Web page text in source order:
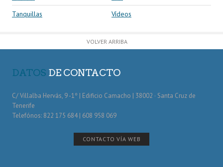
Tanquillas
Vídeos
VOLVER ARRIBA
DATOS DE CONTACTO
C/ Villalba Hervás, 9 -1º | Edificio Camacho | 38002 · Santa Cruz de
Tenerife
Telefónos: 822 175 684 | 608 958 069
CONTACTO VÍA WEB